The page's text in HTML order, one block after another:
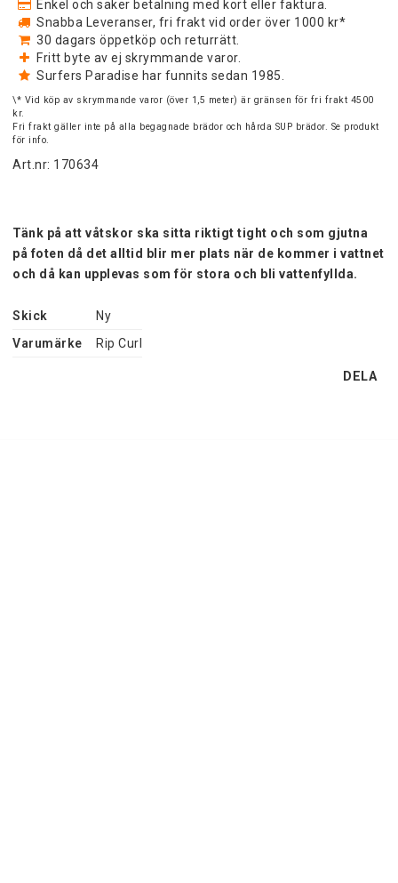
Enkel och säker betalning med kort eller faktura.
Snabba Leveranser, fri frakt vid order över 1000 kr*
30 dagars öppetköp och returrätt.
Fritt byte av ej skrymmande varor.
Surfers Paradise har funnits sedan 1985.
\* Vid köp av skrymmande varor (över 1,5 meter) är gränsen för fri frakt 4500
kr.
Fri frakt gäller inte på alla begagnade brädor och hårda SUP brädor. Se produkt
för info.
Art.nr: 170634
Tänk på att våtskor ska sitta riktigt tight och som gjutna
på foten då det alltid blir mer plats när de kommer i vattnet
och då kan upplevas som för stora och bli vattenfyllda.
Skick
Ny
Varumärke
Rip Curl
DELA